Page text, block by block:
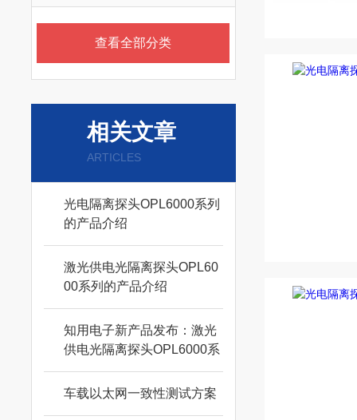
查看全部分类
相关文章
ARTICLES
光电隔离探头OPL6000系列
的产品介绍
激光供电光隔离探头OPL60
00系列的产品介绍
知用电子新产品发布：激光
供电光隔离探头OPL6000系
列（1GHz）
车载以太网一致性测试方案